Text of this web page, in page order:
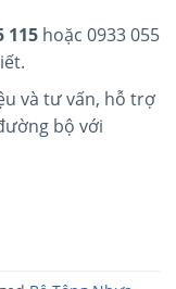
115hoặc 0933 055
và tư vấn, hỗ trợ
bộ với